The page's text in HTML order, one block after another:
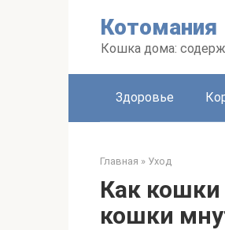
Котомания
Кошка дома:
Здоровье
Главная » Уход
Как
кошки